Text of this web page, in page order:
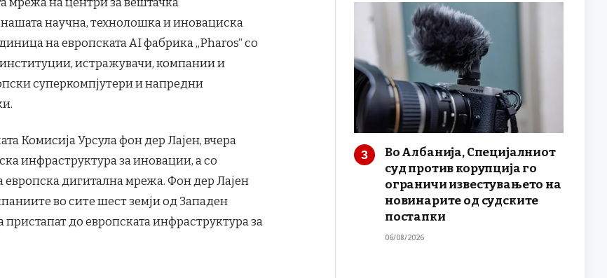
научна, технолошка и иновациска
на европската AI фабрика „Pharos“ со
истражувачи, компании и
суперкомпјутери и напредни
Комисија Урсула фон дер Лајен, вчера
инфраструктура за иновации, а со
европска дигитална мрежа. Фон дер Лајен
во сите шест земји од Западен
до европската инфраструктура за
Во Албанија, Специјалниот
суд против корупција го
ограничи известувањето на
новинарите од судските
постапки
06/08/2026